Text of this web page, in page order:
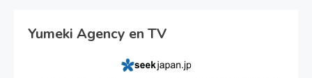
Yumeki Agency en TV